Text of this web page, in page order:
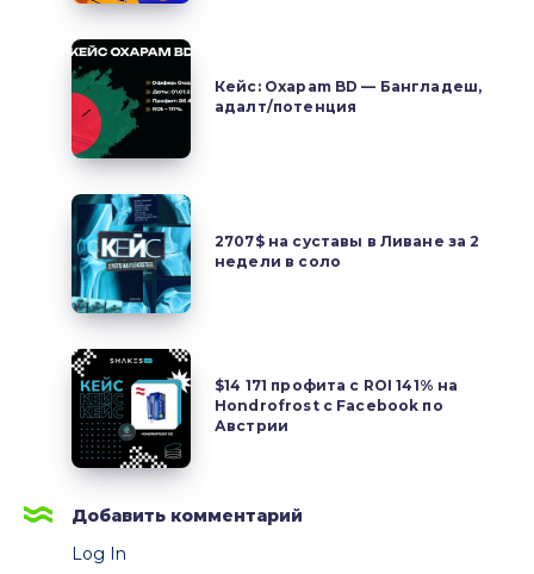
залив
на
Гватемалу
через
Facebook
Кейс:
Oxapam
BD
—
Бангладеш,
адалт/
потенция
Кейс: Oxapam BD — Бангладеш,
адалт/потенция
2707$
на
суставы
в
Ливане
за
недели
соло
2707$ на суставы в Ливане за 2
недели в соло
$14
171
профита
ROI
141%
$14 171 профита с ROI 141% на
Hondrofrost с Facebook по
Австрии
Добавить комментарий
Log In